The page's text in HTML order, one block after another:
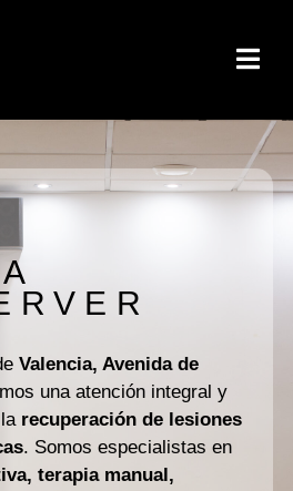
Valencia, Avenida de
una atención integral y
recuperación de lesiones
. Somos especialistas en
terapia manual,